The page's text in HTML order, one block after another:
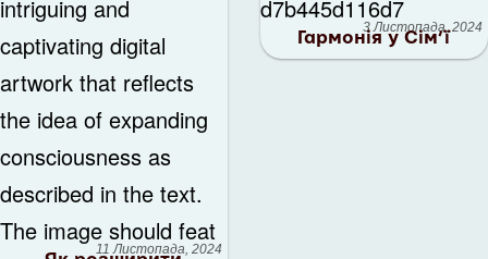
11 Листопада, 2024
3 Листопада, 2024
Гармонія у Сім’ї